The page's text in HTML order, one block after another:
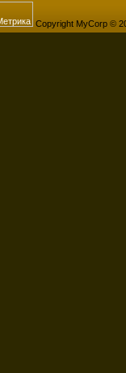
Copyright MyCorp ©